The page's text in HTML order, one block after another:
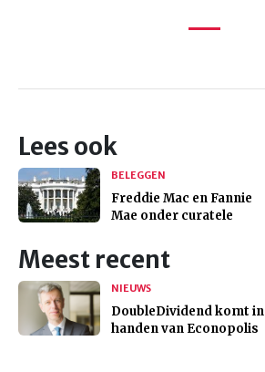
Lees ook
BELEGGEN
Freddie Mac en Fannie
Mae onder curatele
Meest recent
NIEUWS
DoubleDividend komt in
handen van Econopolis